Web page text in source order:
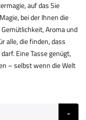
auf das Sie
bei der Ihnen die
Aroma und
alle, die finden, dass
Eine Tasse genügt,
– selbst wenn die Welt